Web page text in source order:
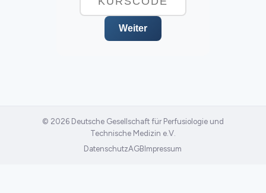
Weiter
© 2026 Deutsche Gesellschaft für Perfusiologie und
Technische Medizin e.V.
DatenschutzAGB Impressum